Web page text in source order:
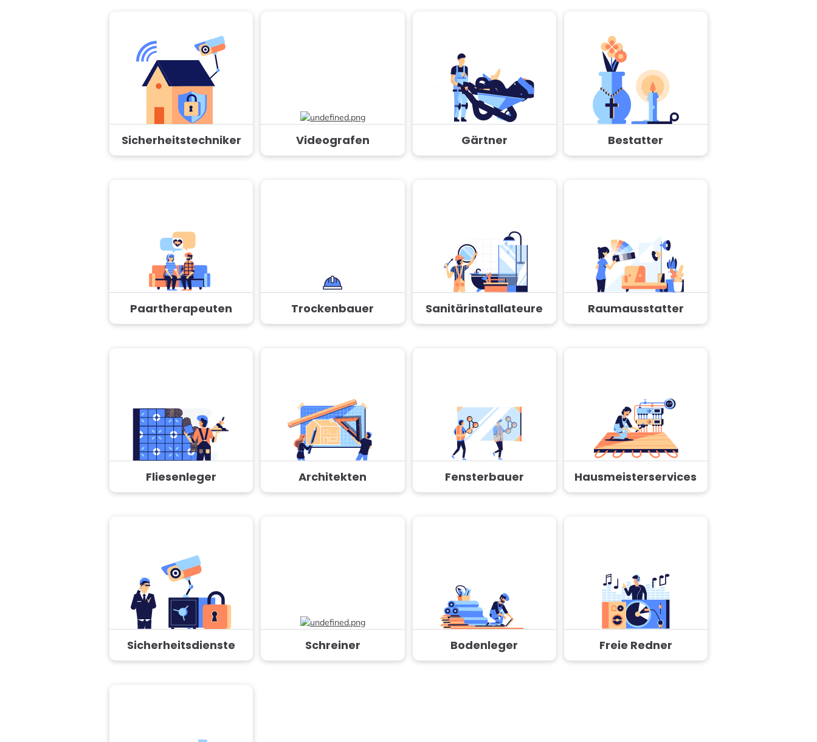
Sicherheitstechniker Videografen Gärtner Bestatter
Paartherapeuten Trockenbauer Sanitärinstallateure Raumausstatter
Fliesenleger Architekten Fensterbauer Hausmeisterservices
Sicherheitsdienste Schreiner Bodenleger Freie Redner